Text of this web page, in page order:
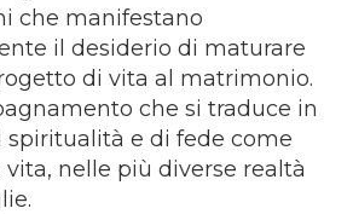
che manifestano
il desiderio di maturare
di vita al matrimonio.
che si traduce in
spiritualità e di fede come
vita, nelle più diverse realtà